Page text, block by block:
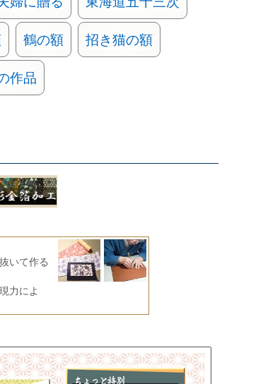
鶴の額 招き猫の額
作品
いて作る
力によ